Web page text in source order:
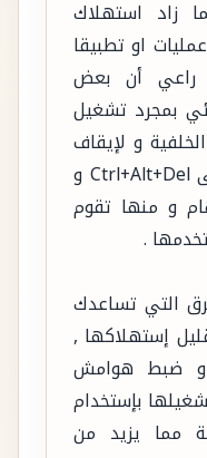
زاد استهلاك
او تطبيقا
راعي أن بعض
بمجرد تشغيل
و لإيقاف
تلك التطبيقا , قم بالنقر على Ctrl+Alt+Del و
و منها تقوم
.
التي تساعدك
إستهلاكها ,
و ضبط هوامش
بإستخدام
مما يزيد من